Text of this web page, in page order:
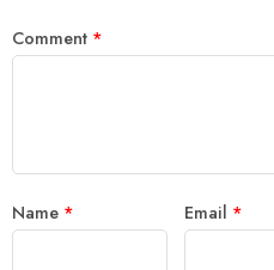
Comment *
Name * Email *